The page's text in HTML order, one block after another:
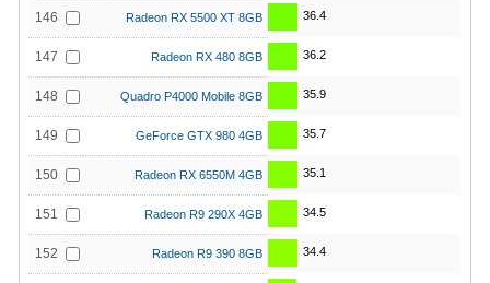
146 Radeon RX 5500 XT 8GB 36.4
147 Radeon RX 480 8GB 36.2
148 Quadro P4000 Mobile 8GB 35.9
149 GeForce GTX 980 4GB 35.7
150 Radeon RX 6550M 4GB 35.1
151 Radeon R9 290X 4GB 34.5
152 Radeon R9 390 8GB 34.4